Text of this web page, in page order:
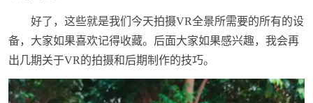
好了，这些就是我们今天拍摄VR全景所需要的所有的设
备，大家如果喜欢记得收藏。后面大家如果感兴趣，我会再
出几期关于VR的拍摄和后期制作的技巧。